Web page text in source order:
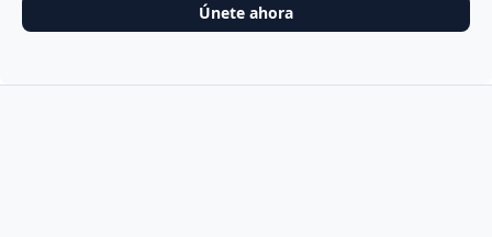
Únete ahora